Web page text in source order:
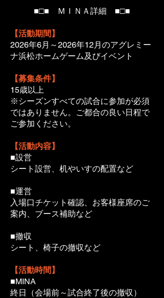
■□■ ＭＩＮＡ詳細 ■□■
【活動期間】
2026年6月～2026年12月のアグレミー
ナ浜松ホームゲーム及びイベント
【募集条件】
15歳以上
※シーズンすべての試合に参加が必須
ではありません。ご都合の良い日程で
ご参加ください。
【活動内容】
■設営
シート設営、机やいすの配置など
■運営
入場口チケット確認、お客様座席のご
案内、ブース補助など
■撤収
シート、椅子の撤収など
【活動時間】
■MINA
終日（会場前～試合終了後の撤収）